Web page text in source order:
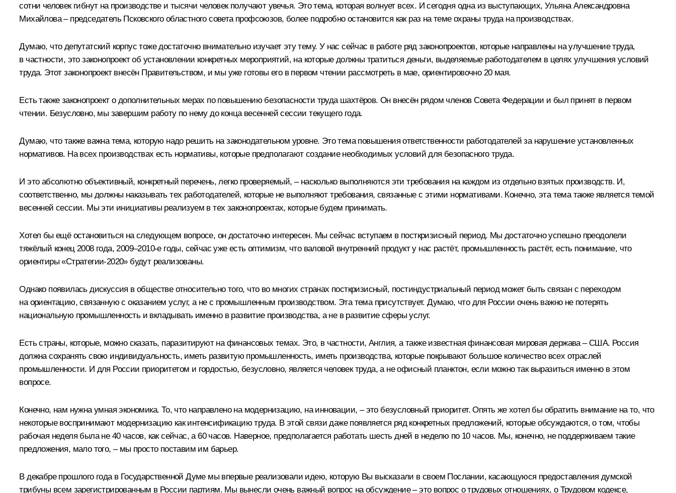
сотни человек гибнут на производстве и тысячи человек получают увечья. Это тема, которая волнует всех. И сегодня одна из выступающих, Ульяна Александровна
Михайлова – председатель Псковского областного совета профсоюзов, более подробно остановится как раз на теме охраны труда на производствах.
Думаю, что депутатский корпус тоже достаточно внимательно изучает эту тему. У нас сейчас в работе ряд законопроектов, которые направлены на улучшение труда,
в частности, это законопроект об установлении конкретных мероприятий, на которые должны тратиться деньги, выделяемые работодателем в целях улучшения условий
труда. Этот законопроект внесён Правительством, и мы уже готовы его в первом чтении рассмотреть в мае, ориентировочно 20 мая.
Есть также законопроект о дополнительных мерах по повышению безопасности труда шахтёров. Он внесён рядом членов Совета Федерации и был принят в первом
чтении. Безусловно, мы завершим работу по нему до конца весенней сессии текущего года.
Думаю, что также важна тема, которую надо решить на законодательном уровне. Это тема повышения ответственности работодателей за нарушение установленных
нормативов. На всех производствах есть нормативы, которые предполагают создание необходимых условий для безопасного труда.
И это абсолютно объективный, конкретный перечень, легко проверяемый, – насколько выполняются эти требования на каждом из отдельно взятых производств. И,
соответственно, мы должны наказывать тех работодателей, которые не выполняют требования, связанные с этими нормативами. Конечно, эта тема также является темой
весенней сессии. Мы эти инициативы реализуем в тех законопроектах, которые будем принимать.
Хотел бы ещё остановиться на следующем вопросе, он достаточно интересен. Мы сейчас вступаем в посткризисный период. Мы достаточно успешно преодолели
тяжёлый конец 2008 года, 2009–2010-е годы, сейчас уже есть оптимизм, что валовой внутренний продукт у нас растёт, промышленность растёт, есть понимание, что
ориентиры «Стратегии-2020» будут реализованы.
Однако появилась дискуссия в обществе относительно того, что во многих странах посткризисный, постиндустриальный период может быть связан с переходом
на ориентацию, связанную с оказанием услуг, а не с промышленным производством. Эта тема присутствует. Думаю, что для России очень важно не потерять
национальную промышленность и вкладывать именно в развитие производства, а не в развитие сферы услуг.
Есть страны, которые, можно сказать, паразитируют на финансовых темах. Это, в частности, Англия, а также известная финансовая мировая держава – США. Россия
должна сохранять свою индивидуальность, иметь развитую промышленность, иметь производства, которые покрывают большое количество всех отраслей
промышленности. И для России приоритетом и гордостью, безусловно, является человек труда, а не офисный планктон, если можно так выразиться именно в этом
вопросе.
Конечно, нам нужна умная экономика. То, что направлено на модернизацию, на инновации, – это безусловный приоритет. Опять же хотел бы обратить внимание на то, что
некоторые воспринимают модернизацию как интенсификацию труда. В этой связи даже появляется ряд конкретных предложений, которые обсуждаются, о том, чтобы
рабочая неделя была не 40 часов, как сейчас, а 60 часов. Наверное, предполагается работать шесть дней в неделю по 10 часов. Мы, конечно, не поддерживаем такие
предложения, мало того, – мы просто поставим им барьер.
В декабре прошлого года в Государственной Думе мы впервые реализовали идею, которую Вы высказали в своем Послании, касающуюся предоставления думской
трибуны всем зарегистрированным в России партиям. Мы вынесли очень важный вопрос на обсуждение – это вопрос о трудовых отношениях, о Трудовом кодексе,